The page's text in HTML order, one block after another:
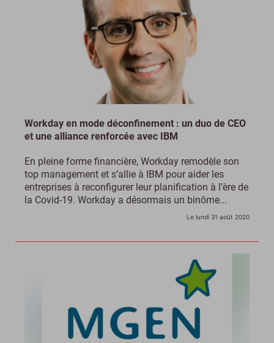
Workday en mode déconfinement : un duo de CEO
et une alliance renforcée avec IBM
En pleine forme financière, Workday remodèle son
top management et s’allie à IBM pour aider les
entreprises à reconfigurer leur planification à l’ère de
la Covid-19. Workday a désormais un binôme...
Le lundi 31 août 2020